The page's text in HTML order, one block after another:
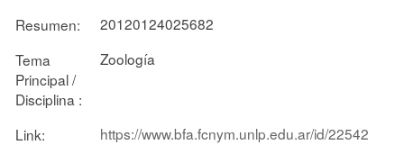
Resumen:
20120124025682
Tema
Principal /
Disciplina :
Zoología
Link: https://www.bfa.fcnym.unlp.edu.ar/id/22542